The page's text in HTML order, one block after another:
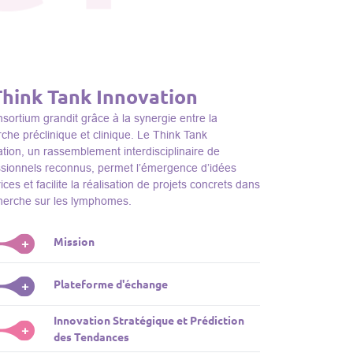
Tank Innovation
grandit grâce à la synergie entre la
préclinique et clinique. Le Think Tank
un rassemblement interdisciplinaire de
reconnus, permet l’émergence d’idées
et facilite la réalisation de projets concrets dans
sur les lymphomes.
+ Mission
Tank initie des projets, façonne des initiatives de
des porteurs et promeut l’unité parmi les
du consortium, jouant ainsi un rôle essentiel
promotion de la recherche sur les lymphomes.
+ Plateforme d'échange
Tank sert de plateforme dynamique pour
des plateformes technologiques et des
+
Innovation Stratégique et Prédiction
des Tendances